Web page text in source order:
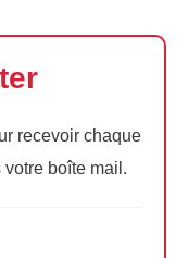
recevoir chaque
boîte mail.